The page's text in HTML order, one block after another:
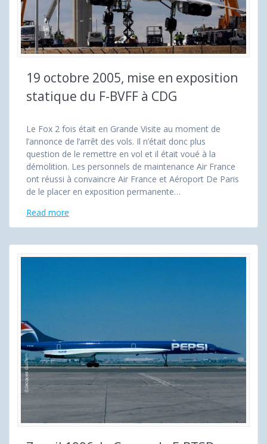
19 octobre 2005, mise en exposition
statique du F-BVFF à CDG
Le Fox 2 fois était en Grande Visite au moment de
l’annonce de l’arrêt des vols. Il n’était donc plus
question de le remettre en vol et il était voué à la
démolition. Les personnels de maintenance Air France
ont réussi à convaincre Air France et Aéroport De Paris
de le placer en exposition permanente…
Read more